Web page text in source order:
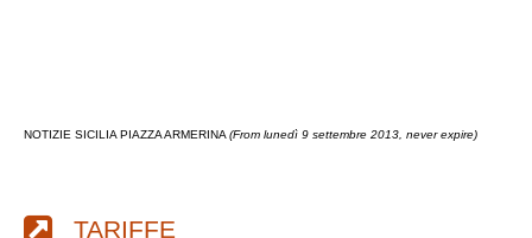
NOTIZIE SICILIA PIAZZA ARMERINA (From lunedì 9 settembre 2013, never expire)
TARIFFE